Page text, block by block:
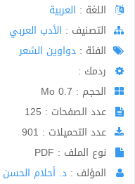
اللغة : العربية
اﻟﺘﺼﻨﻴﻒ : الأدب العربي
الفئة : دواوين الشعر
ردمك :
الحجم : 0.7 Mo
عدد الصفحات : 125
عدد التحميلات : 901
نوع الملف : PDF
المؤلف : د. أحلام الحسن